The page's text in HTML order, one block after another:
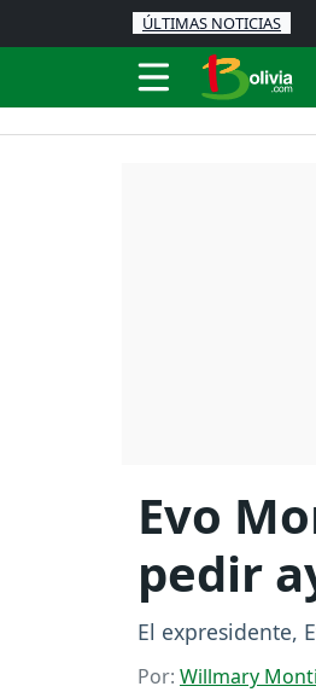
ÚLTIMAS NOTICIAS
Evo
pedir
El expresidente,
Por: Willmary